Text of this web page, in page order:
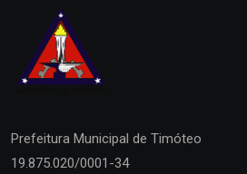
Prefeitura Municipal de Timóteo
19.875.020/0001-34